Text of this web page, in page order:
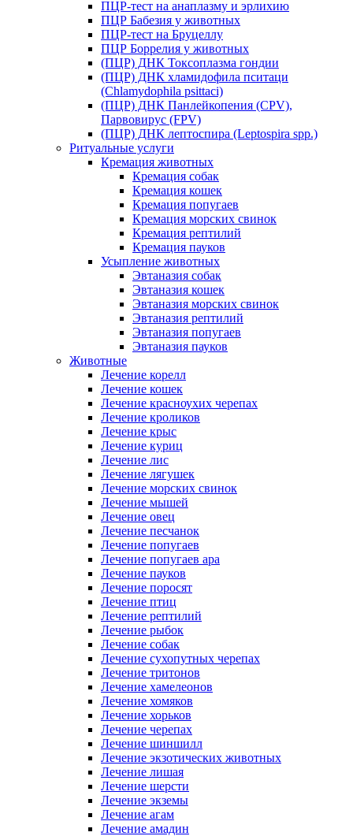
ПЦР-тест на анаплазму и эрлихию
ПЦР Бабезия у животных
ПЦР-тест на Бруцеллу
ПЦР Боррелия у животных
(ПЦР) ДНК Токсоплазма гондии
(ПЦР) ДНК хламидофила пситаци
(Chlamydophila psittaci)
(ПЦР) ДНК Панлейкопения (CPV),
Парвовирус (FPV)
(ПЦР) ДНК лептоспира (Leptospira spp.)
Ритуальные услуги
Кремация животных
Кремация собак
Кремация кошек
Кремация попугаев
Кремация морских свинок
Кремация рептилий
Кремация пауков
Усыпление животных
Эвтаназия собак
Эвтаназия кошек
Эвтаназия морских свинок
Эвтаназия рептилий
Эвтаназия попугаев
Эвтаназия пауков
Животные
Лечение корелл
Лечение кошек
Лечение красноухих черепах
Лечение кроликов
Лечение крыс
Лечение куриц
Лечение лис
Лечение лягушек
Лечение морских свинок
Лечение мышей
Лечение овец
Лечение песчанок
Лечение попугаев
Лечение попугаев ара
Лечение пауков
Лечение поросят
Лечение птиц
Лечение рептилий
Лечение рыбок
Лечение собак
Лечение сухопутных черепах
Лечение тритонов
Лечение хамелеонов
Лечение хомяков
Лечение хорьков
Лечение черепах
Лечение шиншилл
Лечение экзотических животных
Лечение лишая
Лечение шерсти
Лечение экземы
Лечение агам
Лечение амадин